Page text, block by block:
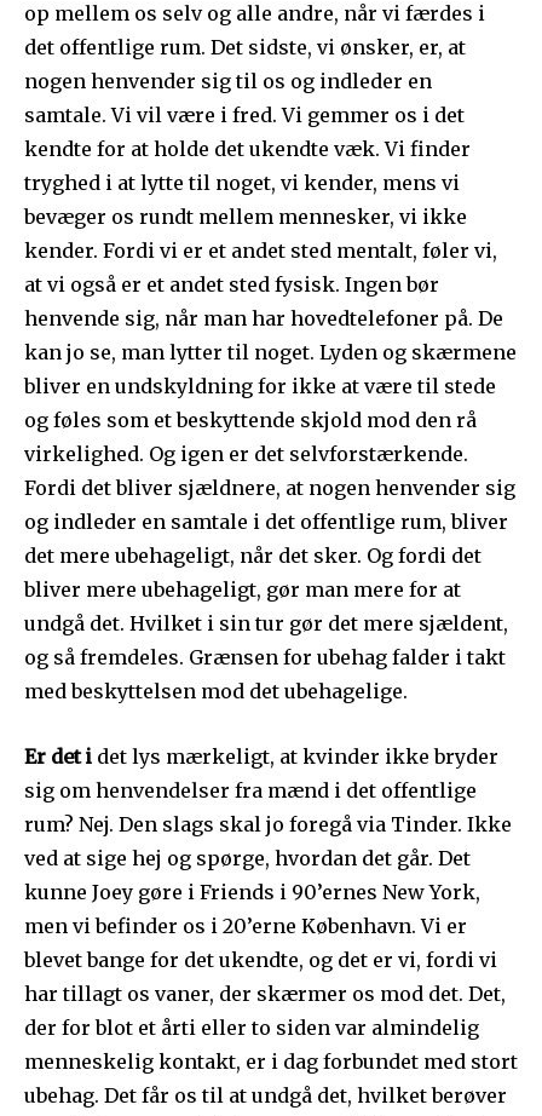
op mellem os selv og alle andre, når vi færdes i
det offentlige rum. Det sidste, vi ønsker, er, at
nogen henvender sig til os og indleder en
samtale. Vi vil være i fred. Vi gemmer os i det
kendte for at holde det ukendte væk. Vi finder
tryghed i at lytte til noget, vi kender, mens vi
bevæger os rundt mellem mennesker, vi ikke
kender. Fordi vi er et andet sted mentalt, føler vi,
at vi også er et andet sted fysisk. Ingen bør
henvende sig, når man har hovedtelefoner på. De
kan jo se, man lytter til noget. Lyden og skærmene
bliver en undskyldning for ikke at være til stede
og føles som et beskyttende skjold mod den rå
virkelighed. Og igen er det selvforstærkende.
Fordi det bliver sjældnere, at nogen henvender sig
og indleder en samtale i det offentlige rum, bliver
det mere ubehageligt, når det sker. Og fordi det
bliver mere ubehageligt, gør man mere for at
undgå det. Hvilket i sin tur gør det mere sjældent,
og så fremdeles. Grænsen for ubehag falder i takt
med beskyttelsen mod det ubehagelige.
Er det i det lys mærkeligt, at kvinder ikke bryder
sig om henvendelser fra mænd i det offentlige
rum? Nej. Den slags skal jo foregå via Tinder. Ikke
ved at sige hej og spørge, hvordan det går. Det
kunne Joey gøre i Friends i 90’ernes New York,
men vi befinder os i 20’erne København. Vi er
blevet bange for det ukendte, og det er vi, fordi vi
har tillagt os vaner, der skærmer os mod det. Det,
der for blot et årti eller to siden var almindelig
menneskelig kontakt, er i dag forbundet med stort
ubehag. Det får os til at undgå det, hvilket berøver